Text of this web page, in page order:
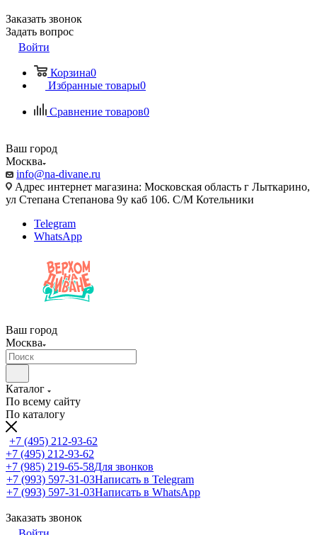
Заказать звонок
Задать вопрос
Войти
Корзина0
Избранные товары0
Сравнение товаров0
Ваш город
Москва
info@na-divane.ru
Адрес интернет магазина: Московская область г Лыткарино,
ул Степана Степанова 9у каб 106. С/М Котельники
Telegram
WhatsApp
Ваш город
Москва
Каталог
По всему сайту
По каталогу
+7 (495) 212-93-62
+7 (495) 212-93-62
+7 (985) 219-65-58Для звонков
+7 (993) 597-31-03Написать в Telegram
+7 (993) 597-31-03Написать в WhatsApp
Заказать звонок